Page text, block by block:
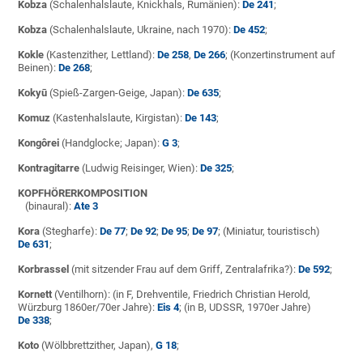
Kobza (Schalenhalslaute, Knickhals, Rumänien):De 241;
Kobza (Schalenhalslaute, Ukraine, nach 1970):De 452;
Kokle (Kastenzither, Lettland):De 258,De 266; (Konzertinstrument auf
Beinen):De 268;
Kokyū (Spieß-Zargen-Geige, Japan):De 635;
Komuz (Kastenhalslaute, Kirgistan):De 143;
Kongôrei (Handglocke; Japan):G 3;
Kontragitarre (Ludwig Reisinger, Wien):De 325;
KOPFHÖRERKOMPOSITION
(binaural):Ate 3
Kora (Stegharfe):De 77;De 92;De 95;De 97; (Miniatur, touristisch)
De 631;
Korbrassel (mit sitzender Frau auf dem Griff, Zentralafrika?):De 592;
Kornett (Ventilhorn): (in F, Drehventile, Friedrich Christian Herold,
Würzburg 1860er/70er Jahre):Eis 4; (in B, UDSSR, 1970er Jahre)
De 338;
Koto (Wölbbrettzither, Japan),G 18;